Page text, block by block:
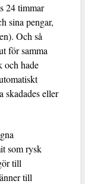
24 timmar
sina pengar,
Och så
för samma
och hade
skadades eller
som rysk
till
till